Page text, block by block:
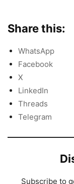
Share this:
WhatsApp
Facebook
X
LinkedIn
Threads
Telegram
Subscribe to